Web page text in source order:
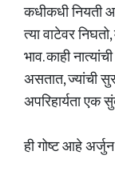
कधीकधी नियती
त्या वाटेवर
भाव. काही
असतात, ज्यांची
अपरिहार्यता एक
ही गोष्ट आहे